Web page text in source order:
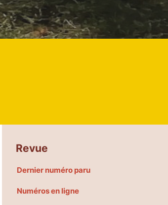
Revue
Dernier numéro paru
Numéros en ligne